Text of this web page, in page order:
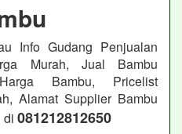
Info Gudang Penjualan
Murah, Jual Bambu
Bambu, Pricelist
Alamat Supplier Bambu
di 081212812650